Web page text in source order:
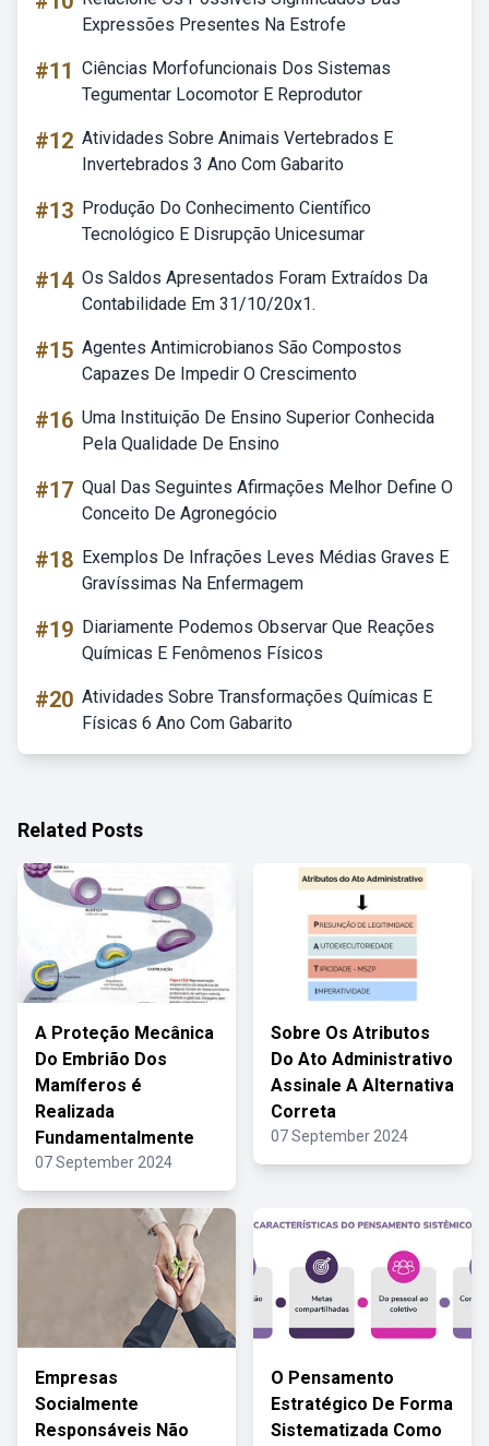
Expressões Presentes Na Estrofe
#11 Ciências Morfofuncionais Dos Sistemas
Tegumentar Locomotor E Reprodutor
#12 Atividades Sobre Animais Vertebrados E
Invertebrados 3 Ano Com Gabarito
#13 Produção Do Conhecimento Científico
Tecnológico E Disrupção Unicesumar
#14 Os Saldos Apresentados Foram Extraídos Da
Contabilidade Em 31/10/20x1.
#15 Agentes Antimicrobianos São Compostos
Capazes De Impedir O Crescimento
#16 Uma Instituição De Ensino Superior Conhecida
Pela Qualidade De Ensino
#17 Qual Das Seguintes Afirmações Melhor Define O
Conceito De Agronegócio
#18 Exemplos De Infrações Leves Médias Graves E
Gravíssimas Na Enfermagem
#19 Diariamente Podemos Observar Que Reações
Químicas E Fenômenos Físicos
#20 Atividades Sobre Transformações Químicas E
Físicas 6 Ano Com Gabarito
Related Posts
A Proteção Mecânica
Do Embrião Dos
Mamíferos é
Realizada
Fundamentalmente
07 September 2024
Sobre Os Atributos
Do Ato Administrativo
Assinale A Alternativa
Correta
07 September 2024
Empresas
Socialmente
Responsáveis Não
O Pensamento
Estratégico De Forma
Sistematizada Como